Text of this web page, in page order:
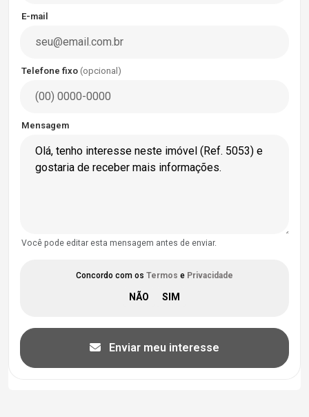
E-mail
Telefone fixo (opcional)
Mensagem
Você pode editar esta mensagem antes de enviar.
Concordo com os Termos e Privacidade
Enviar meu interesse